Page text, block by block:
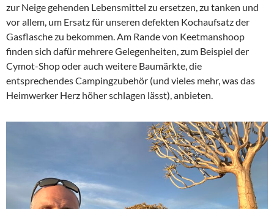
zur Neige gehenden Lebensmittel zu ersetzen, zu tanken und
vor allem, um Ersatz für unseren defekten Kochaufsatz der
Gasflasche zu bekommen. Am Rande von Keetmanshoop
finden sich dafür mehrere Gelegenheiten, zum Beispiel der
Cymot-Shop oder auch weitere Baumärkte, die
entsprechendes Campingzubehör (und vieles mehr, was das
Heimwerker Herz höher schlagen lässt), anbieten.